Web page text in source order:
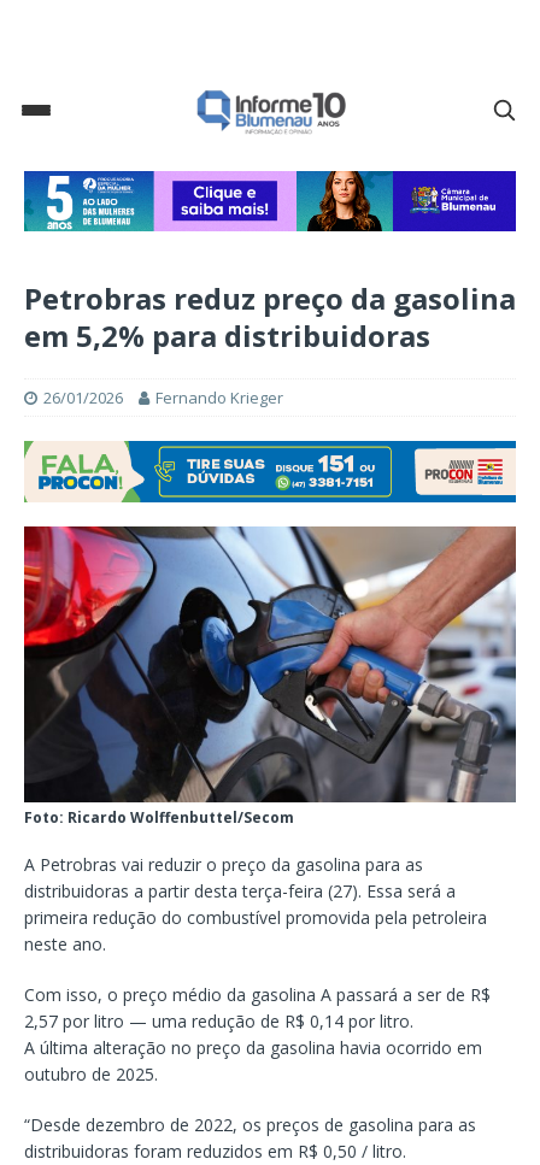
Petrobras reduz preço da gasolina
em 5,2% para distribuidoras
26/01/2026 Fernando Krieger
Foto: Ricardo Wolffenbuttel/Secom
A Petrobras vai reduzir o preço da gasolina para as
distribuidoras a partir desta terça-feira (27). Essa será a
primeira redução do combustível promovida pela petroleira
neste ano.
Com isso, o preço médio da gasolina A passará a ser de R$
2,57 por litro — uma redução de R$ 0,14 por litro.
A última alteração no preço da gasolina havia ocorrido em
outubro de 2025.
“Desde dezembro de 2022, os preços de gasolina para as
distribuidoras foram reduzidos em R$ 0,50 / litro.